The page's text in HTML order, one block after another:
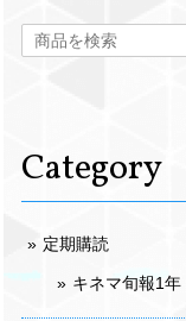
Category
定期購読
キネマ旬報1年